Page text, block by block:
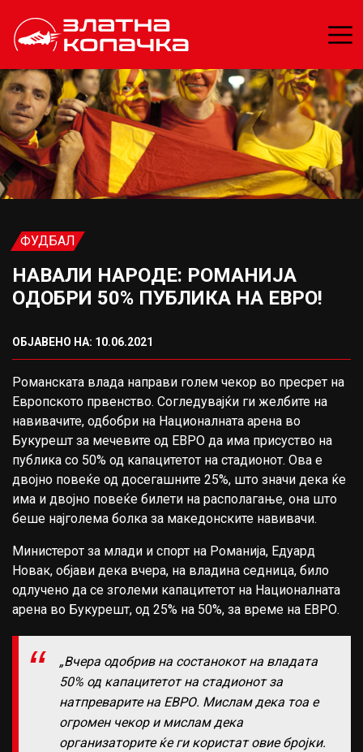
ФУДБАЛ
НАВАЛИ НАРОДЕ: РОМАНИЈА
ОДОБРИ 50% ПУБЛИКА НА ЕВРО!
ОБЈАВЕНО НА: 10.06.2021
Романската влада направи голем чекор во пресрет на
Европското првенство. Согледувајќи ги желбите на
навивачите, одбобри на Националната арена во
Букурешт за мечевите од ЕВРО да има присуство на
публика со 50% од капацитетот на стадионот. Ова е
двојно повеќе од досегашните 25%, што значи дека ќе
има и двојно повеќе билети на располагање, она што
беше најголема болка за македонските навивачи.
Министерот за млади и спорт на Романија, Едуард
Новак, објави дека вчера, на владина седница, било
одлучено да се зголеми капацитетот на Националната
арена во Букурешт, од 25% на 50%, за време на ЕВРО.
„Вчера одобрив на состанокот на владата
50% од капацитетот на стадионот за
натпреварите на ЕВРО. Мислам дека тоа е
огромен чекор и мислам дека
организаторите ќе ги користат овие бројки.